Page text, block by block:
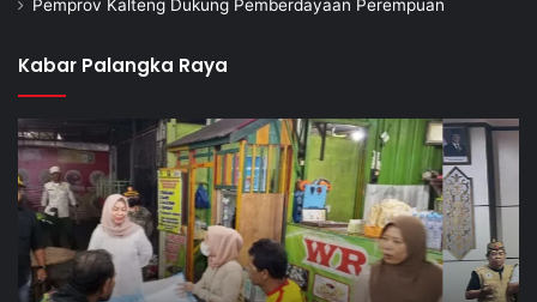
Pemprov Kalteng Dukung Pemberdayaan Perempuan
Kabar Palangka Raya